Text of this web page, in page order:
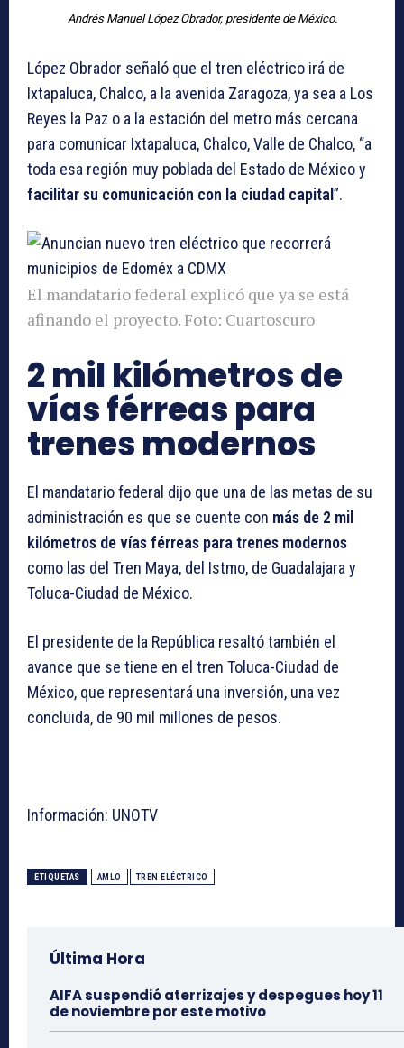
Andrés Manuel López Obrador, presidente de México.
López Obrador señaló que el tren eléctrico irá de
Ixtapaluca, Chalco, a la avenida Zaragoza, ya sea a Los
Reyes la Paz o a la estación del metro más cercana
para comunicar Ixtapaluca, Chalco, Valle de Chalco, “a
toda esa región muy poblada del Estado de México y
facilitar su comunicación con la ciudad capital ”.
El mandatario federal explicó que ya se está
afinando el proyecto. Foto: Cuartoscuro
2 mil kilómetros de
vías férreas para
trenes modernos
El mandatario federal dijo que una de las metas de su
administración es que se cuente con más de 2 mil
kilómetros de vías férreas para trenes modernos
como las del Tren Maya, del Istmo, de Guadalajara y
Toluca-Ciudad de México.
El presidente de la República resaltó también el
avance que se tiene en el tren Toluca-Ciudad de
México, que representará una inversión, una vez
concluida, de 90 mil millones de pesos.
Información: UNOTV
ETIQUETAS AMLO TREN ELÉCTRICO
Última Hora
AIFA suspendió aterrizajes y despegues hoy 11
de noviembre por este motivo